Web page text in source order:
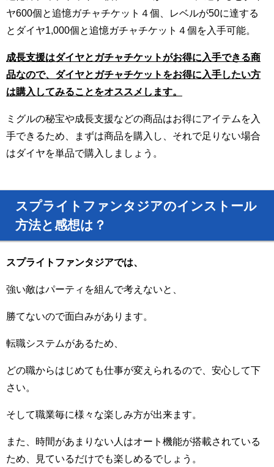
ヤ600個と追憶ガチャチケット４個、レベルが50に達する
とダイヤ1,000個と追憶ガチャチケット４個を入手可能。
成長支援はダイヤとガチャチケットがお得に入手できる商
品なので、ダイヤとガチャチケットをお得に入手したい方
は購入してみることをオススメします。
ミグルの秘宝や成長支援などの商品はお得にアイテムを入
手できるため、まずは商品を購入し、それで足りない場合
はダイヤを単品で購入しましょう。
スプライトファンタジアのインストール
方法と感想は？
スプライトファンタジアでは、
強い敵はパーティを組んで考えないと、
勝てないので面白みがあります。
転職システムがあるため、
どの職からはじめても仕事が変えられるので、安心して下
さい。
そして職業毎に様々な楽しみ方が出来ます。
また、時間があまりない人はオート機能が搭載されている
ため、見ているだけでも楽しめるでしょう。